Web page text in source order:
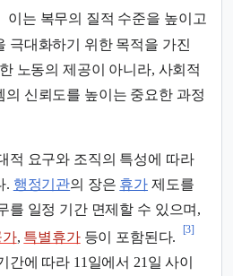
이는 복무의 질적 수준을 높이고
극대화하기 위한 목적을 가진
노동의 제공이 아니라, 사회적
의 신뢰도를 높이는 중요한 과정
적 요구와 조직의 특성에 따라
. 행정기관의 장은 휴가 제도를
를 일정 기간 면제할 수 있으며,
가, 특별휴가등이 포함된다.
[3]
에 따라 11일에서 21일 사이